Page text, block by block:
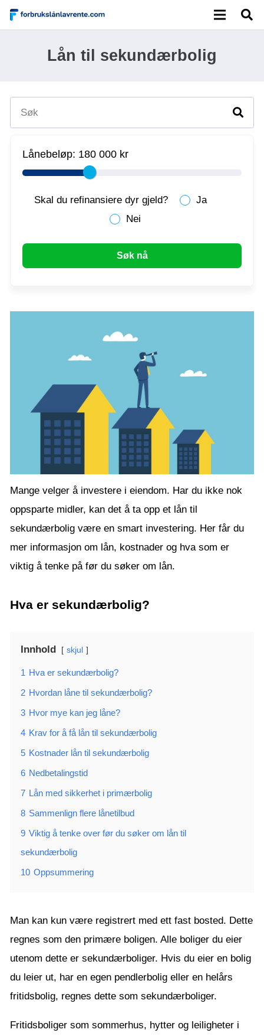
Lån til sekundærbolig
Mange velger å investere i eiendom. Har du ikke nok
oppsparte midler, kan det å ta opp et lån til
sekundærbolig være en smart investering. Her får du
mer informasjon om lån, kostnader og hva som er
viktig å tenke på før du søker om lån.
Hva er sekundærbolig?
Innhold skjul
1 Hva er sekundærbolig?
2 Hvordan låne til sekundærbolig?
3 Hvor mye kan jeg låne?
4 Krav for å få lån til sekundærbolig
5 Kostnader lån til sekundærbolig
6 Nedbetalingstid
7 Lån med sikkerhet i primærbolig
8 Sammenlign flere lånetilbud
9 Viktig å tenke over før du søker om lån til
sekundærbolig
10 Oppsummering
Man kan kun være registrert med ett fast bosted. Dette
regnes som den primære boligen. Alle boliger du eier
utenom dette er sekundærboliger. Hvis du eier en bolig
du leier ut, har en egen pendlerbolig eller en helårs
fritidsbolig, regnes dette som sekundærboliger.
Fritidsboliger som sommerhus, hytter og leiligheter i
Lånebeløp: 180 000 kr
Skal du refinansiere dyr gjeld?
Ja
Nei
Søk nå